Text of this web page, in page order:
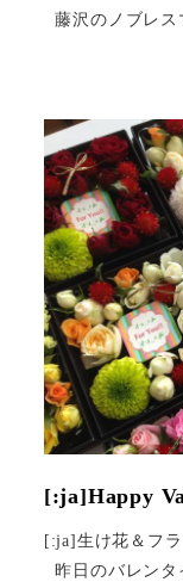
藤沢のノブレ
[:ja]Happy
[:ja]生け花＆フ
昨日のバレン